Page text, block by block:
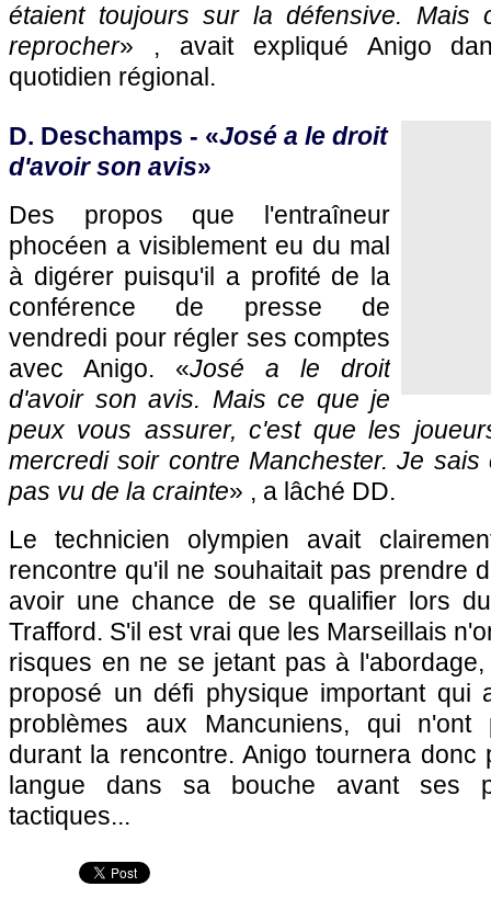
étaient toujours sur la défensive. Mais
reprocher» , avait expliqué Anigo
quotidien régional.
D. Deschamps - «José a le droit
d'avoir son avis»
Des propos que l'entraîneur
phocéen a visiblement eu du mal
à digérer puisqu'il a profité de la
conférence de presse de
vendredi pour régler ses comptes
avec Anigo. «José a le droit
d'avoir son avis. Mais ce que je
peux vous assurer, c'est que les
mercredi soir contre Manchester. Je
pas vu de la crainte» , a lâché DD.
Le technicien olympien avait
rencontre qu'il ne souhaitait pas prendre
avoir une chance de se qualifier lors
Trafford. S'il est vrai que les Marseillais
risques en ne se jetant pas à
proposé un défi physique important qui
problèmes aux Mancuniens, qui n'ont
durant la rencontre. Anigo tournera donc
langue dans sa bouche avant ses
tactiques...